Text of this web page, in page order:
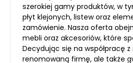
szerokiej gamy produktów, w
płyt klejonych, listew oraz
zamówienie. Nasza oferta
mebli oraz akcesoriów, które
Decydując się na współpracę
renomowaną firmę, ale także